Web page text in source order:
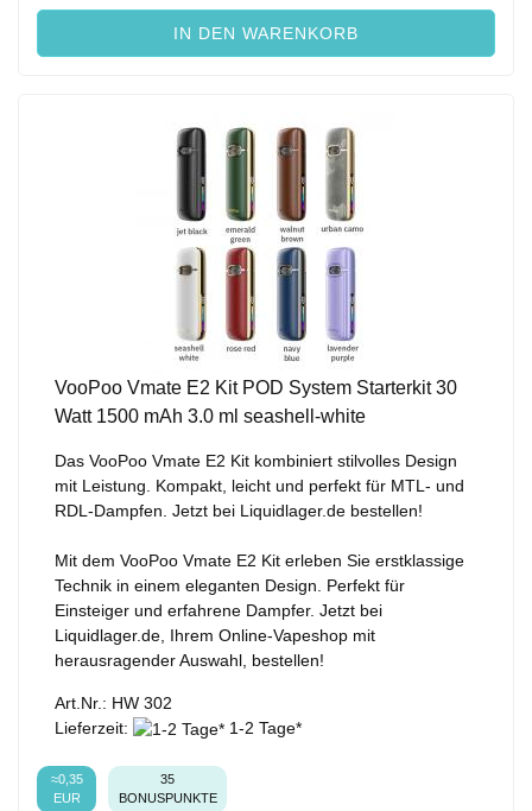
IN DEN WARENKORB
VooPoo Vmate E2 Kit POD System Starterkit 30
Watt 1500 mAh 3.0 ml seashell-white
Das VooPoo Vmate E2 Kit kombiniert stilvolles Design
mit Leistung. Kompakt, leicht und perfekt für MTL- und
RDL-Dampfen. Jetzt bei Liquidlager.de bestellen!
Mit dem VooPoo Vmate E2 Kit erleben Sie erstklassige
Technik in einem eleganten Design. Perfekt für
Einsteiger und erfahrene Dampfer. Jetzt bei
Liquidlager.de, Ihrem Online-Vapeshop mit
herausragender Auswahl, bestellen!
Art.Nr.: HW 302
Lieferzeit:
1-2 Tage*
35
BONUSPUNKTE
≈0,35
EUR